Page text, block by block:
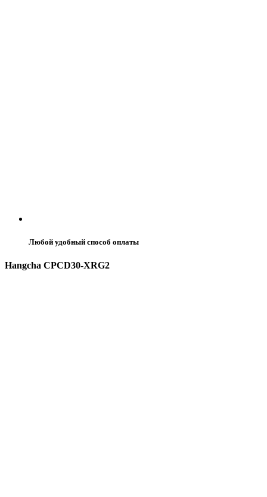
Любой удобный способ оплаты
Hangcha CPCD30-XRG2